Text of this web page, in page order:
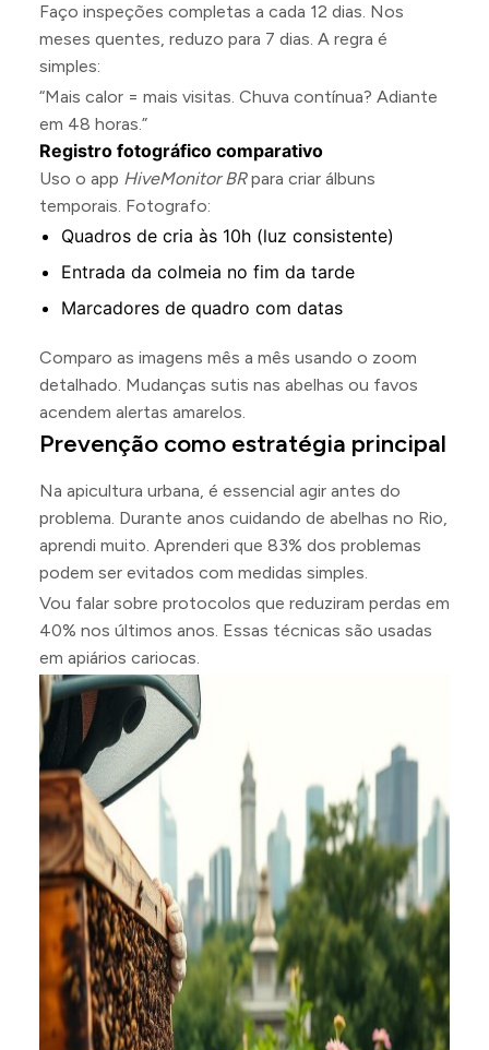
Faço inspeções completas a cada 12 dias. Nos
meses quentes, reduzo para 7 dias. A regra é
simples:
“Mais calor = mais visitas. Chuva contínua? Adiante
em 48 horas.”
Registro fotográfico comparativo
Uso o app HiveMonitor BRpara criar álbuns
temporais. Fotografo:
Quadros de cria às 10h (luz consistente)
Entrada da colmeia no fim da tarde
Marcadores de quadro com datas
Comparo as imagens mês a mês usando o zoom
detalhado. Mudanças sutis nas abelhas ou favos
acendem alertas amarelos.
Prevenção como estratégia principal
Na apicultura urbana, é essencial agir antes do
problema. Durante anos cuidando de abelhas no Rio,
aprendi muito. Aprenderi que 83% dos problemas
podem ser evitados com medidas simples.
Vou falar sobre protocolos que reduziram perdas em
40% nos últimos anos. Essas técnicas são usadas
em apiários cariocas.